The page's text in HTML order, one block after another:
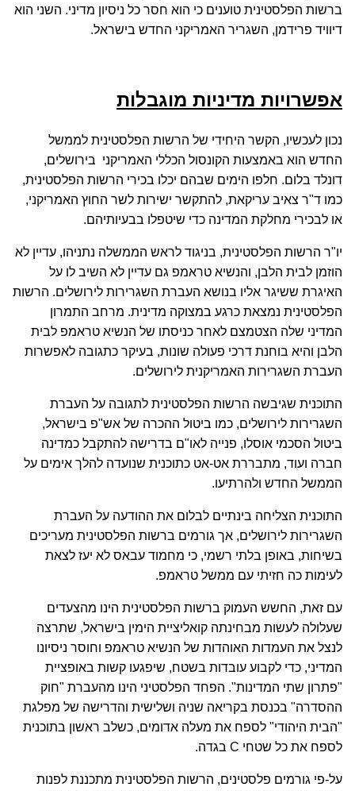
ברשות הפלסטינית טוענים כי הוא חסר כל ניסיון מדיני. השני הוא
דיוויד פרידמן, השגריר האמריקני החדש בישראל.
אפשרויות מדיניות מוגבלות
נכון לעכשיו, הקשר היחידי של הרשות הפלסטינית לממשל
החדש הוא באמצעות הקונסול הכללי האמריקני בירושלים,
דונלד בלום. חלפו הימים שבהם יכלו בכירי הרשות הפלסטינית,
כמו ד"ר צאיב עריקאת, להתקשר ישירות לשר החוץ האמריקני,
או לבכירי מחלקת המדינה כדי שיטפלו בבעיותיהם.
יו"ר הרשות הפלסטינית, בניגוד לראש הממשלה נתניהו, עדיין לא
הוזמן לבית הלבן, והנשיא טראמפ גם עדיין לא השיב לו על
האיגרת ששיגר אליו בנושא העברת השגרירות לירושלים. הרשות
הפלסטינית נמצאת כרגע במצוקה מדינית. מרחב התמרון
המדיני שלה הצטמצם לאחר כניסתו של הנשיא טראמפ לבית
הלבן והיא בוחנת דרכי פעולה שונות, בעיקר כתגובה לאפשרות
העברת השגרירות האמריקנית לירושלים.
התוכנית שגיבשה הרשות הפלסטינית לתגובה על העברת
השגרירות לירושלים, כמו ביטול ההכרה של אש"פ בישראל,
ביטול הסכמי אוסלו, פנייה לאו"ם בדרישה להתקבל כמדינה
חברה ועוד, מתבררת אט-אט כתוכנית שנועדה להלך אימים על
הממשל החדש ולהרתיעו.
התוכנית הצליחה בינתיים לבלום את ההודעה על העברת
השגרירות לירושלים, אך גורמים ברשות הפלסטינית מעריכים
בשיחות, באופן בלתי רשמי, כי מחמוד עבאס לא יעז לצאת
לעימות כה חזיתי עם ממשל טראמפ.
עם זאת, החשש העמוק ברשות הפלסטינית הינו מהצעדים
שעלולה לעשות מבחינתה קואליציית הימין בישראל, שתרצה
לנצל את העמדות האוהדות של הנשיא טראמפ וחוסר ניסיונו
המדיני, כדי לקבוע עובדות בשטח, שיפגעו קשות באופציית
"פתרון שתי המדינות". הפחד הפלסטיני הינו מהעברת "חוק
ההסדרה" בכנסת בקריאה שניה ושלישית והדרישה של מפלגת
"הבית היהודי" לספח את מעלה אדומים, כשלב ראשון בתוכנית
לספח את כל שטחי C בגדה.
על-פי גורמים פלסטינים, הרשות הפלסטינית מתכננת לפנות